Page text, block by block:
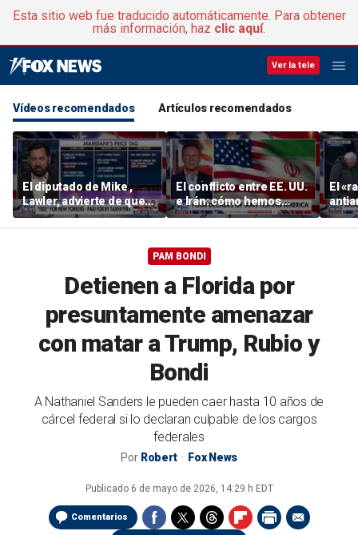
Esta sitio web fue traducido automáticamente. Para obtener
más información, haz clic aquí.
Ver la tele
Vídeos recomendados Artículos recomendados
El diputado de Mike ,
Lawler, advierte de que
los socialistas radicales
se están haciendo con el
El conflicto entre EE. UU.
e Irán: cómo hemos
llegado hasta aquí
El
tiene
PAM BONDI
Detienen a Florida por
presuntamente amenazar
con matar a Trump, Rubio y
Bondi
A Nathaniel Sanders le pueden caer hasta 10 años de
cárcel federal si lo declaran culpable de los cargos
federales
Por Robert Fox News
Publicado 6 de mayo de 2026, 14:29 h EDT
Comentarios